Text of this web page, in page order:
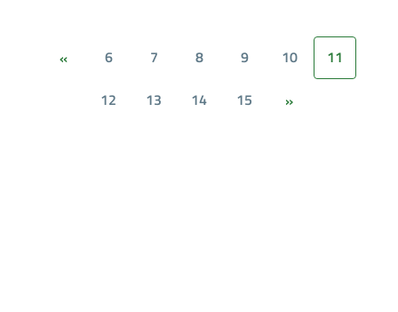
« 6 7 8 9 10
11
12
13 14 15 »